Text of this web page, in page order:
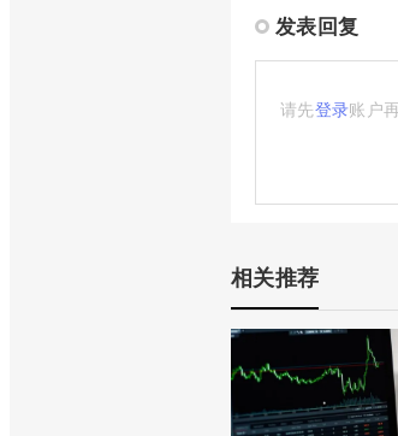
发表回复
请先登录账户
相关推荐